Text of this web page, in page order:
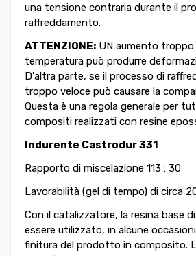
una tensione contraria durante il
raffreddamento.
ATTENZIONE: UN aumento troppo
temperatura può produrre
D'altra parte, se il processo di
troppo veloce può causare la
Questa è una regola generale per
compositi realizzati con resine
Indurente Castrodur 331
Rapporto di miscelazione 113 : 30
Lavorabilità (gel di tempo) di circa
Con il catalizzatore, la resina base
essere utilizzato, in alcune
finitura del prodotto in composito.